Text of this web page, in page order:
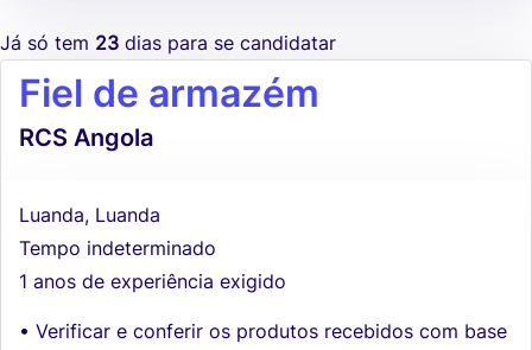
Já só tem 23 dias para se candidatar
Fiel de armazém
RCS Angola
Luanda, Luanda
Tempo indeterminado
1 anos de experiência exigido
• Verificar e conferir os produtos recebidos com base